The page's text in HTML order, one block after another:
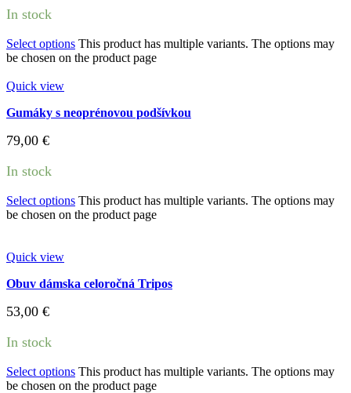
In stock
Select options This product has multiple variants. The options may
be chosen on the product page
Quick view
Gumáky s neoprénovou podšívkou
79,00 €
In stock
Select options This product has multiple variants. The options may
be chosen on the product page
Quick view
Obuv dámska celoročná Tripos
53,00 €
In stock
Select options This product has multiple variants. The options may
be chosen on the product page